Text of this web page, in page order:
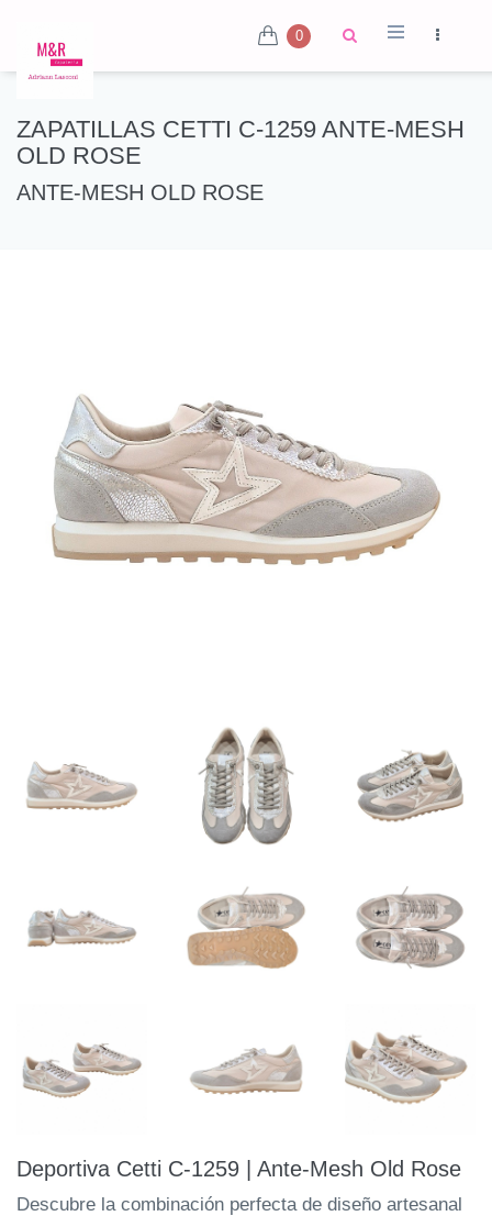
0
ZAPATILLAS CETTI C-1259 ANTE-MESH
OLD ROSE
ANTE-MESH OLD ROSE
Deportiva Cetti C-1259 | Ante-Mesh Old Rose
Descubre la combinación perfecta de diseño artesanal